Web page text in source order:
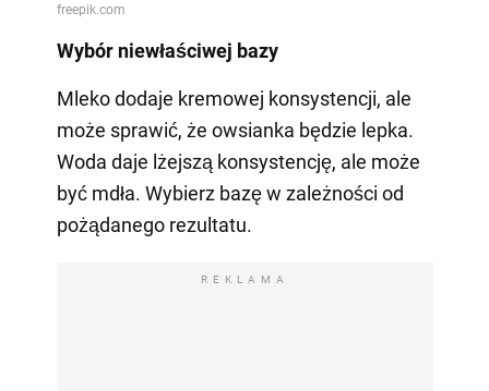
Wybór niewłaściwej bazy
Mleko dodaje kremowej konsystencji, ale
może sprawić, że owsianka będzie lepka.
Woda daje lżejszą konsystencję, ale może
być mdła. Wybierz bazę w zależności od
pożądanego rezultatu.
REKLAMA